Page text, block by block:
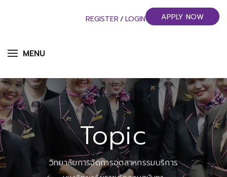
MENU
REGISTER / LOGIN APPLY NOW
Topic
วิทยาลัยการจัดการอุตสาหกรรมบริการ